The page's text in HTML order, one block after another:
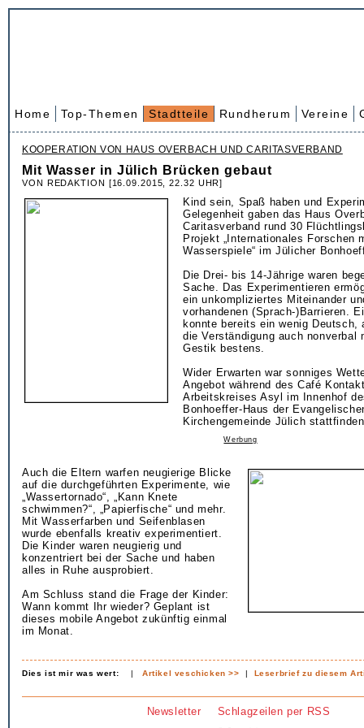
Home Top-Themen Stadtteile Rundherum Vereine
KOOPERATION VON HAUS OVERBACH UND CARITASVERBAND
Mit Wasser in Jülich Brücken gebaut
VON REDAKTION [16.09.2015, 22.32 UHR]
Kind sein, Spaß haben und
Gelegenheit gaben das Haus
Caritasverband rund 30
Projekt „Internationales Forschen
Wasserspiele“ im Jülicher
Die Drei- bis 14-Jährige waren
Sache. Das Experimentieren
ein unkompliziertes Miteinander
vorhandenen (Sprach-)Barrieren.
konnte bereits ein wenig Deutsch,
die Verständigung auch nonverbal
Gestik bestens.
Wider Erwarten war sonniges
Angebot während des Café
Arbeitskreises Asyl im Innenhof
Bonhoeffer-Haus der
Kirchengemeinde Jülich
Werbung
Auch die Eltern warfen neugierige Blicke
auf die durchgeführten Experimente, wie
„Wassertornado“, „Kann Knete
schwimmen?“, „Papierfische“ und mehr.
Mit Wasserfarben und Seifenblasen
wurde ebenfalls kreativ experimentiert.
Die Kinder waren neugierig und
konzentriert bei der Sache und haben
alles in Ruhe ausprobiert.
Am Schluss stand die Frage der Kinder:
Wann kommt Ihr wieder? Geplant ist
dieses mobile Angebot zukünftig einmal
im Monat.
Dies ist mir was wert: |Artikel veschicken >> | Leserbrief zu diesem
Newsletter Schlagzeilen per RSS